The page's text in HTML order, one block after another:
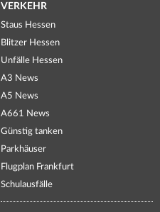
VERKEHR
Staus Hessen
Blitzer Hessen
Unfälle Hessen
A3 News
A5 News
A661 News
Günstig tanken
Parkhäuser
Flugplan Frankfurt
Schulausfälle